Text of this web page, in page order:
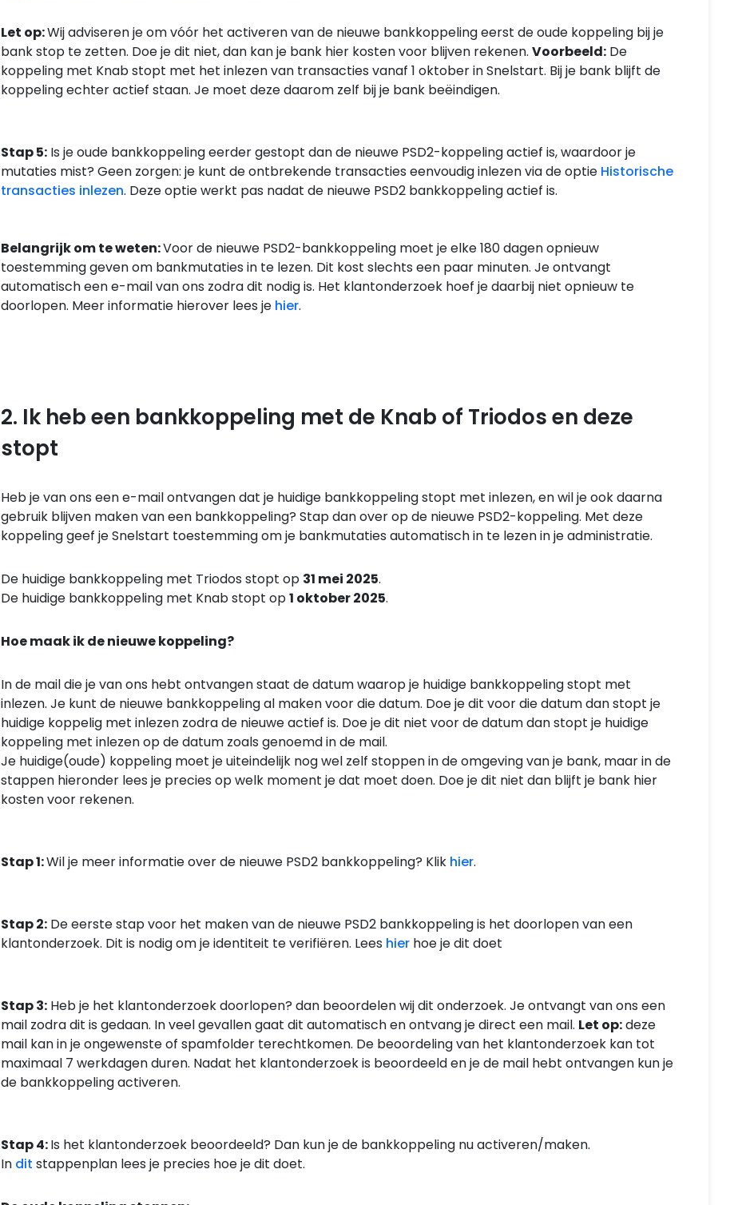
Let op:Wij adviseren je om vóór het activeren van de nieuwe bankkoppeling eerst de oude koppeling bij je
bank stop te zetten. Doe je dit niet, dan kan je bank hier kosten voor blijven rekenen. Voorbeeld:De
koppeling met Knab stopt met het inlezen van transacties vanaf 1 oktober in Snelstart. Bij je bank blijft de
koppeling echter actief staan. Je moet deze daarom zelf bij je bank beëindigen.
Stap 5:Is je oude bankkoppeling eerder gestopt dan de nieuwe PSD2-koppeling actief is, waardoor je
mutaties mist? Geen zorgen: je kunt de ontbrekende transacties eenvoudig inlezen via de optie Historische
transacties inlezen. Deze optie werkt pas nadat de nieuwe PSD2 bankkoppeling actief is.
Belangrijk om te weten:Voor de nieuwe PSD2-bankkoppeling moet je elke 180 dagen opnieuw
toestemming geven om bankmutaties in te lezen. Dit kost slechts een paar minuten. Je ontvangt
automatisch een e-mail van ons zodra dit nodig is. Het klantonderzoek hoef je daarbij niet opnieuw te
doorlopen. Meer informatie hierover lees je hier.
2. Ik heb een bankkoppeling met de Knab of Triodos en deze
stopt
Heb je van ons een e-mail ontvangen dat je huidige bankkoppeling stopt met inlezen, en wil je ook daarna
gebruik blijven maken van een bankkoppeling? Stap dan over op de nieuwe PSD2-koppeling. Met deze
koppeling geef je Snelstart toestemming om je bankmutaties automatisch in te lezen in je administratie.
De huidige bankkoppeling met Triodos stopt op 31 mei 2025.
De huidige bankkoppeling met Knab stopt op1 oktober 2025.
Hoe maak ik de nieuwe koppeling?
In de mail die je van ons hebt ontvangen staat de datum waarop je huidige bankkoppeling stopt met
inlezen. Je kunt de nieuwe bankkoppeling al maken voor die datum. Doe je dit voor die datum dan stopt je
huidige koppelig met inlezen zodra de nieuwe actief is. Doe je dit niet voor de datum dan stopt je huidige
koppeling met inlezen op de datum zoals genoemd in de mail.
Je huidige(oude) koppeling moet je uiteindelijk nog wel zelf stoppen in de omgeving van je bank, maar in de
stappen hieronder lees je precies op welk moment je dat moet doen. Doe je dit niet dan blijft je bank hier
kosten voor rekenen.
Stap 1:Wil je meer informatie over de nieuwe PSD2 bankkoppeling? Klik hier.
Stap 2:De eerste stap voor het maken van de nieuwe PSD2 bankkoppeling is het doorlopen van een
klantonderzoek. Dit is nodig om je identiteit te verifiëren. Lees hierhoe je dit doet
Stap 3:Heb je het klantonderzoek doorlopen? dan beoordelen wij dit onderzoek. Je ontvangt van ons een
mail zodra dit is gedaan. In veel gevallen gaat dit automatisch en ontvang je direct een mail. Let op:deze
mail kan in je ongewenste of spamfolder terechtkomen. De beoordeling van het klantonderzoek kan tot
maximaal 7 werkdagen duren. Nadat het klantonderzoek is beoordeeld en je de mail hebt ontvangen kun je
de bankkoppeling activeren.
Stap 4:Is het klantonderzoek beoordeeld? Dan kun je de bankkoppeling nu activeren/maken.
In dit stappenplan lees je precies hoe je dit doet.